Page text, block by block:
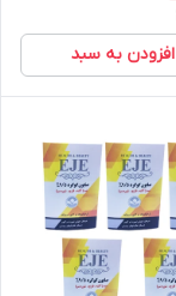
افزودن به سبد